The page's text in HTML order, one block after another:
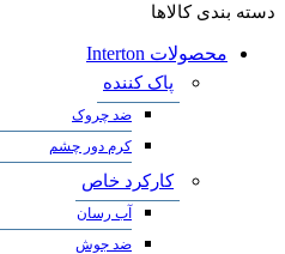
دسته بندی کالاها
محصولات Interton
پاک کننده
ضد چروک
کرم دور چشم
کارکرد خاص
آب رسان
ضد جوش